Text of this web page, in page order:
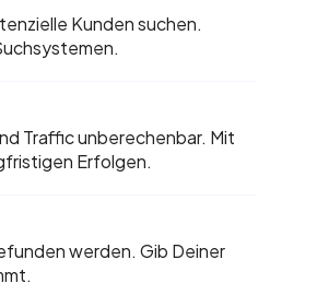
Kunden suchen.
Traffic unberechenbar. Mit
Erfolgen.
werden. Gib Deiner